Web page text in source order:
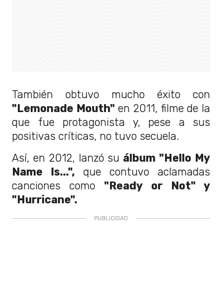
También obtuvo mucho éxito con
"Lemonade Mouth" en 2011, filme de la
que fue protagonista y, pese a sus
positivas críticas, no tuvo secuela.
Así, en 2012, lanzó su álbum "Hello My
Name Is...", que contuvo aclamadas
canciones como"Ready or Not" y
"Hurricane".